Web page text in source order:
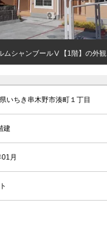
ムシャンブールⅤ【1階】の外観
いちき串木野市湊町１丁目
建
月